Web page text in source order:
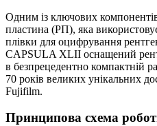
Одним із ключових
пластина (РП), яка
плівки для оцифрування
CAPSULA XLII оснащений
в безпрецедентно компактній
70 років великих унікальних
Fujifilm.
Принципова схема